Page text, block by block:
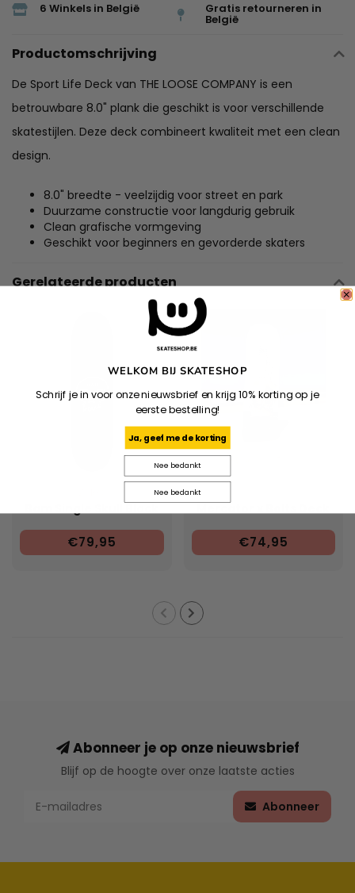
6 Winkels in België Gratis retourneren in
België
Productomschrijving
De Sport Life Deck van THE LOOSE COMPANY is een
betrouwbare 8.0" plank die geschikt is voor verschillende
skatestijlen. Deze deck combineert kwaliteit met een clean
design.
8.0" breedte - veelzijdig voor street en park
Duurzame constructie voor langdurig gebruik
Clean grafische vormgeving
Geschikt voor beginners en gevorderde skaters
Gerelateerde producten
Bam Single Skull Black
€79,95
Mercator x Bolts Deck
€74,95
Abonneer je op onze nieuwsbrief
Blijf op de hoogte over onze laatste acties
Abonneer
WELKOM BIJ SKATESHOP
Schrijf je in voor onze nieuwsbrief en krijg 10% korting op je
eerste bestelling!
Ja, geef me de korting
Nee bedankt
Nee bedankt